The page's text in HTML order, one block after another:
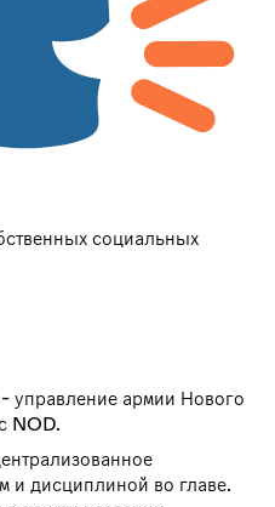
социальных
армии Нового
NOD.
и дисциплиной во главе.